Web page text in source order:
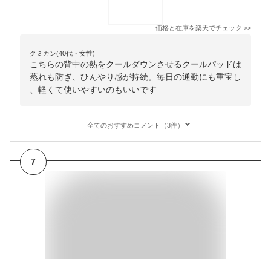
価格と在庫を楽天でチェック >>
クミカン(40代・女性)
こちらの背中の熱をクールダウンさせるクールパッドは
蒸れも防ぎ、ひんやり感が持続。毎日の通勤にも重宝し
、軽くて使いやすいのもいいです
全てのおすすめコメント（3件）
7